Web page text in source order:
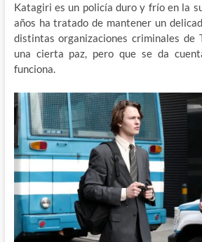
Katagiri es un policía duro y frío en la
años ha tratado de mantener un
distintas organizaciones criminales de
una cierta paz, pero que se da
funciona.